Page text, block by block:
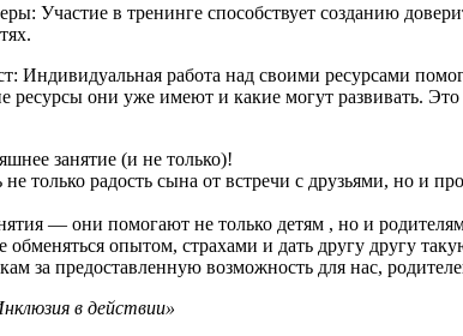
Участие в тренинге способствует созданию
Индивидуальная работа над своими ресурсами
ресурсы они уже имеют и какие могут развивать.
занятие (и не только)!
только радость сына от встречи с друзьями, но и
— они помогают не только детям , но и
обменяться опытом, страхами и дать другу другу
за предоставленную возможность для нас,
в действии»